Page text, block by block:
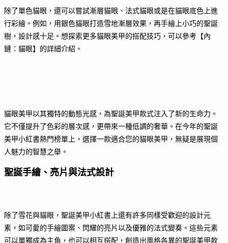
除了單色貓眼，還可以嘗試漸層貓眼、法式貓眼或是在貓眼底色上進
行彩繪。例如，用銀色貓眼打造雪地漸層效果，再手繪上小巧的聖誕
樹，設計感十足。想探索更多貓眼美甲的搭配技巧，可以參考【內
鏈：貓眼】的詳細介紹。
貓眼美甲以其獨特的動態光感，為聖誕美甲款式注入了新的生命力。
它不僅提升了色彩的層次感，更帶來一種低調的奢華。在今年的聖誕
美甲小紅書熱門榜單上，選擇一款適合您的貓眼美甲，無疑是展現個
人魅力的智慧之舉。
聖誕手繪、亮片與法式設計
除了雪花與貓眼，聖誕美甲小紅書上還有許多同樣受歡迎的設計元
素，如可愛的手繪圖案、閃耀的亮片以及優雅的法式變奏。這些元素
可以單獨成為主角，也可以相互搭配，創造出風格各異的聖誕美甲款